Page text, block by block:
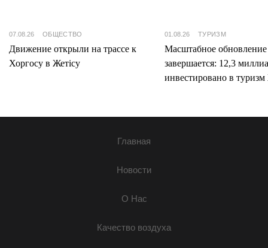
07.08.26 ОБЩЕСТВО
Движение открыли на трассе к
Хоргосу в Жетісу
01.08.26 ТУРИЗМ
Масштабное
завершается: 12,3
инвестировано в туризм
Главная
Новости
О Нас
Качество воздуха